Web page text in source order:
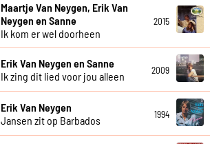
Maartje Van Neygen, Erik Van
Neygen en Sanne
Ik kom er wel doorheen
2015
Erik Van Neygen en Sanne
Ik zing dit lied voor jou alleen
2009
Erik Van Neygen
Jansen zit op Barbados
1994